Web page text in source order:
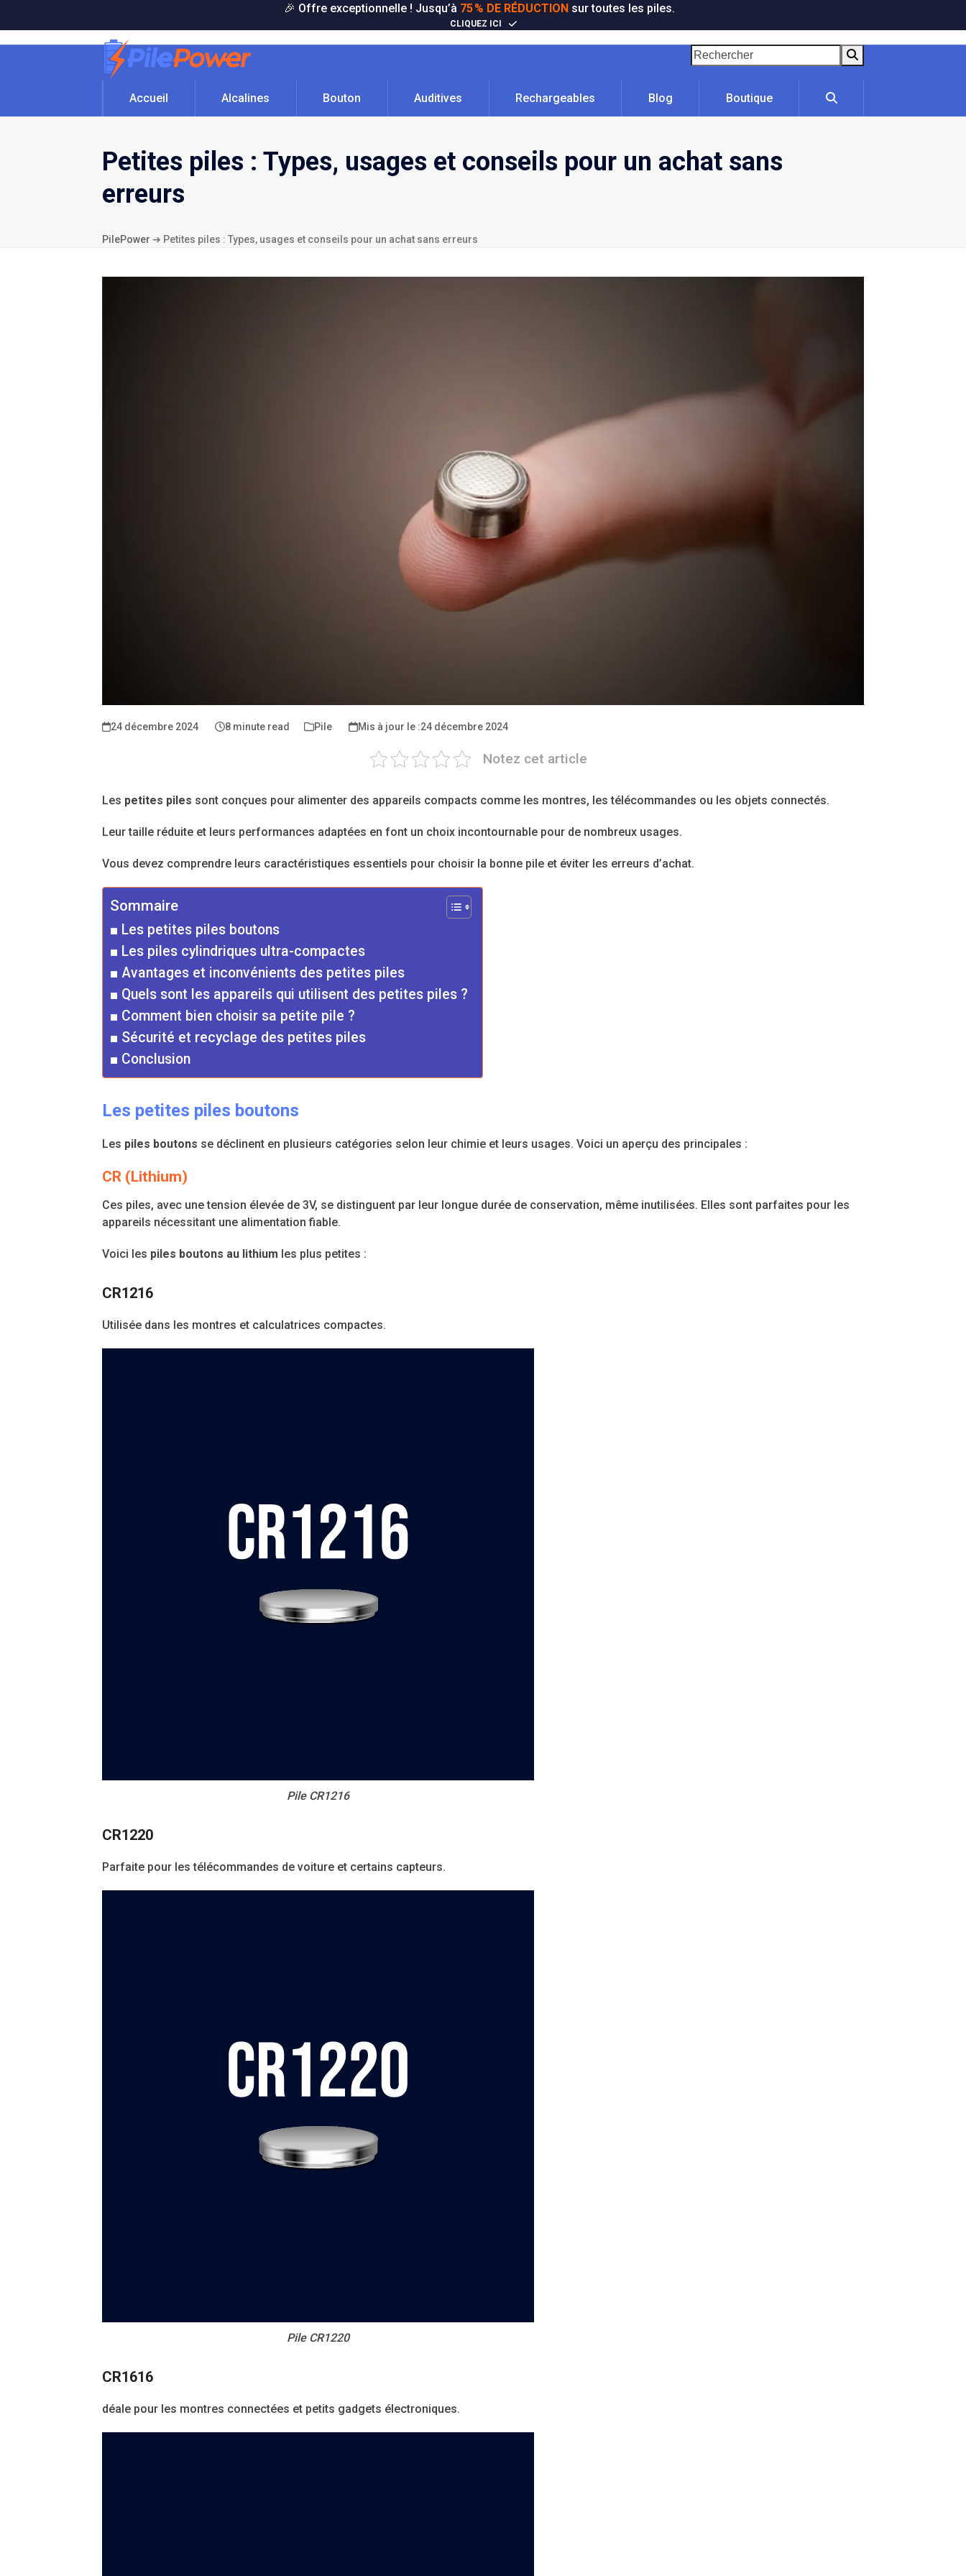
content
🎉 Offre exceptionnelle ! Jusqu’à 75 % DE RÉDUCTION sur toutes les piles.
CLIQUEZ ICI
Rechercher
Accueil Alcalines Bouton Auditives Rechargeables Blog Boutique
Petites piles : Types, usages et conseils pour un achat sans
erreurs
PilePower ➔ Petites piles : Types, usages et conseils pour un achat sans erreurs
24 décembre 2024 8 minute read Pile 24 décembre 2024
Notez cet article
Les petites piles sont conçues pour alimenter des appareils compacts comme les montres, les télécommandes ou les objets connectés.
Leur taille réduite et leurs performances adaptées en font un choix incontournable pour de nombreux usages.
Vous devez comprendre leurs caractéristiques essentiels pour choisir la bonne pile et éviter les erreurs d’achat.
Sommaire
Les petites piles boutons
Les piles cylindriques ultra-compactes
Avantages et inconvénients des petites piles
Quels sont les appareils qui utilisent des petites piles ?
Comment bien choisir sa petite pile ?
Sécurité et recyclage des petites piles
Conclusion
Les petites piles boutons
Les piles boutons se déclinent en plusieurs catégories selon leur chimie et leurs usages. Voici un aperçu des principales :
CR (Lithium)
Ces piles, avec une tension élevée de 3V, se distinguent par leur longue durée de conservation, même inutilisées. Elles sont parfaites pour les
appareils nécessitant une alimentation fiable.
Voici les piles boutons au lithium les plus petites :
CR1216
Utilisée dans les montres et calculatrices compactes.
Pile CR1216
CR1220
Parfaite pour les télécommandes de voiture et certains capteurs.
Pile CR1220
CR1616
déale pour les montres connectées et petits gadgets électroniques.